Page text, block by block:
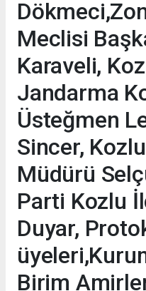
Meclisi
Karaveli,
Jandarma
Üsteğmen
Sincer,
Müdürü
Parti Kozlu
Duyar,
Birim